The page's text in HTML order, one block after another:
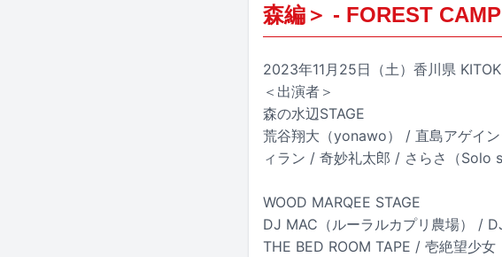
森編＞ - FOREST
2023年11月25日（土）香川県
＜出演者＞
森の水辺STAGE
荒谷翔大（yonawo） / 直島アゲイ
ィラン / 奇妙礼太郎 / さらさ（Solo
WOOD MARQEE STAGE
DJ MAC（ルーラルカプリ農場） /
THE BED ROOM TAPE / 壱絶望少女